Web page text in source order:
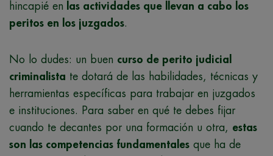
hincapié en las actividades que llevan a cabo los
peritos en los juzgados.
No lo dudes: un buen curso de perito judicial
criminalista te dotará de las habilidades, técnicas y
herramientas específicas para trabajar en juzgados
e instituciones. Para saber en qué te debes fijar
cuando te decantes por una formación u otra, estas
son las competencias fundamentales que ha de